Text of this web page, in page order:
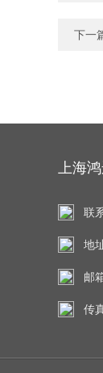
下一
上海
联
地
邮
传